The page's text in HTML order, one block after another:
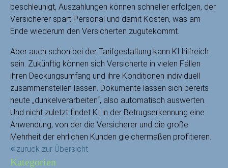
beschleunigt, Auszahlungen können schneller erfolgen, der
Versicherer spart Personal und damit Kosten, was am
Ende wiederum den Versicherten zugutekommt.
Aber auch schon bei der Tarifgestaltung kann KI hilfreich
sein. Zukünftig können sich Versicherte in vielen Fällen
ihren Deckungsumfang und ihre Konditionen individuell
zusammenstellen lassen. Dokumente lassen sich bereits
heute „dunkelverarbeiten“, also automatisch auswerten.
Und nicht zuletzt findet KI in der Betrugserkennung eine
Anwendung, von der die Versicherer und die große
Mehrheit der ehrlichen Kunden gleichermaßen profitieren.
zurück zur Übersicht
Kategorien